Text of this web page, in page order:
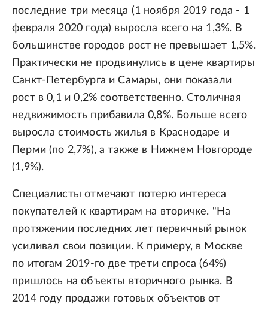
последние три месяца (1 ноября 2019 года - 1
февраля 2020 года) выросла всего на 1,3%. В
большинстве городов рост не превышает 1,5%.
Практически не продвинулись в цене квартиры
Санкт-Петербурга и Самары, они показали
рост в 0,1 и 0,2% соответственно. Столичная
недвижимость прибавила 0,8%. Больше всего
выросла стоимость жилья в Краснодаре и
Перми (по 2,7%), а также в Нижнем Новгороде
(1,9%).
Специалисты отмечают потерю интереса
покупателей к квартирам на вторичке. "На
протяжении последних лет первичный рынок
усиливал свои позиции. К примеру, в Москве
по итогам 2019-го две трети спроса (64%)
пришлось на объекты вторичного рынка. В
2014 году продажи готовых объектов от